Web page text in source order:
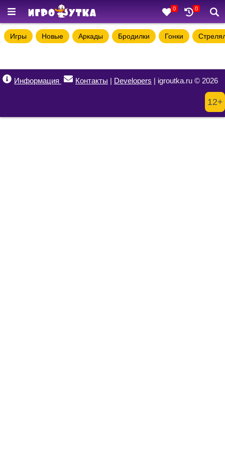
0 0
Игры Новые Аркады Бродилки Гонки
Информация Контакты | Developers | igroutka.ru © 2026
12+